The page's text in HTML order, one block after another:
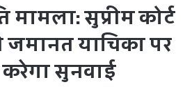
मामला: सुप्रीम कोर्ट
जमानत याचिका पर
सुनवाई